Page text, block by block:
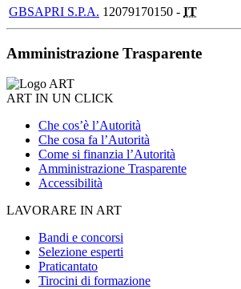
GBSAPRI S.P.A. 12079170150 - IT
Amministrazione Trasparente
ART IN UN CLICK
Che cos’è l’Autorità
Che cosa fa l’Autorità
Come si finanzia l’Autorità
Amministrazione Trasparente
Accessibilità
LAVORARE IN ART
Bandi e concorsi
Selezione esperti
Praticantato
Tirocini di formazione